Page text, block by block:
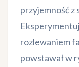
przyjemność z
rozlewaniem
powstawał w